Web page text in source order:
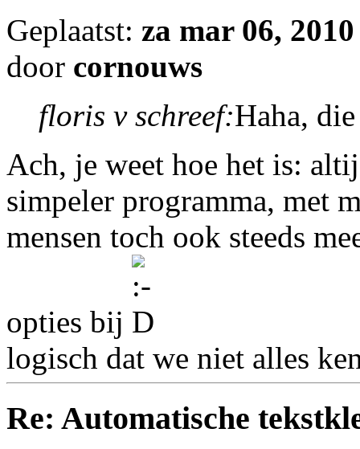
Geplaatst: za mar 06,
door cornouws
floris v schreef:Haha,
Ach, je weet hoe het is:
simpeler programma, met
mensen toch ook steeds
opties bij
logisch dat we niet alles
Re: Automatische